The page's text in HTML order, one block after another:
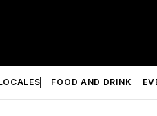
FOOD AND DRINK